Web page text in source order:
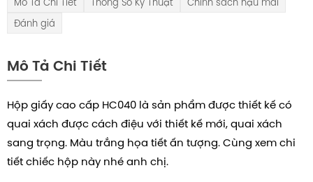
Đánh giá
Mô Tả Chi Tiết
Hộp giấy cao cấp HC040 là sản phẩm được thiết kế có
quai xách được cách điệu với thiết kế mới, quai xách
sang trọng. Màu trắng họa tiết ấn tượng.Cùng xem chi
tiết chiếc hộp này nhé anh chị.